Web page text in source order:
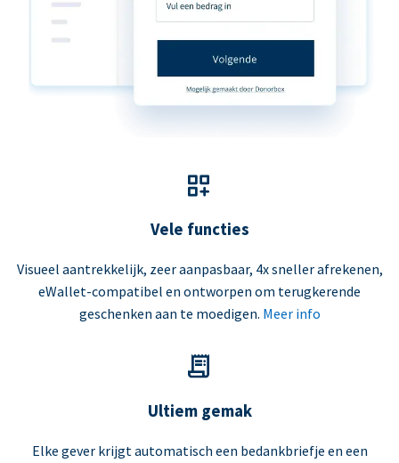
Vele functies
Visueel aantrekkelijk, zeer aanpasbaar, 4x sneller afrekenen,
eWallet-compatibel en ontworpen om terugkerende
geschenken aan te moedigen. Meer info
Ultiem gemak
Elke gever krijgt automatisch een bedankbriefje en een